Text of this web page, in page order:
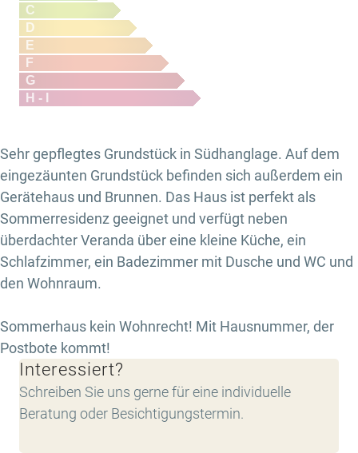
C
D
E
F
G
H - I
Sehr gepflegtes Grundstück in Südhanglage. Auf dem
eingezäunten Grundstück befinden sich außerdem ein
Gerätehaus und Brunnen. Das Haus ist perfekt als
Sommerresidenz geeignet und verfügt neben
überdachter Veranda über eine kleine Küche, ein
Schlafzimmer, ein Badezimmer mit Dusche und WC und
den Wohnraum.
Sommerhaus kein Wohnrecht! Mit Hausnummer, der
Postbote kommt!
Interessiert?
Schreiben Sie uns gerne für eine individuelle
Beratung oder Besichtigungstermin.